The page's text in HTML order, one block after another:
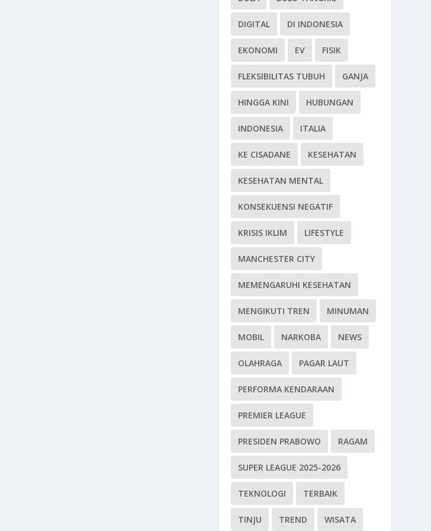
DIGITAL DI INDONESIA
EKONOMI EV FISIK
FLEKSIBILITAS TUBUH GANJA
HINGGA KINI HUBUNGAN
INDONESIA ITALIA
KE CISADANE KESEHATAN
KESEHATAN MENTAL
KONSEKUENSI NEGATIF
KRISIS IKLIM LIFESTYLE
MANCHESTER CITY
MEMENGARUHI KESEHATAN
MENGIKUTI TREN MINUMAN
MOBIL NARKOBA NEWS
OLAHRAGA PAGAR LAUT
PERFORMA KENDARAAN
PREMIER LEAGUE
PRESIDEN PRABOWO RAGAM
SUPER LEAGUE 2025-2026
TEKNOLOGI TERBAIK
TINJU TREND WISATA